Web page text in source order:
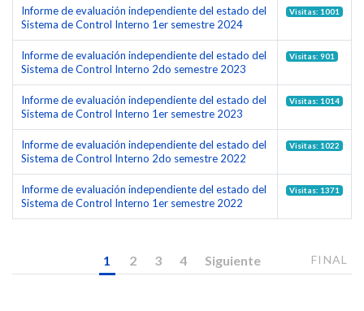
Informe de evaluación independiente del estado del
Sistema de Control Interno 1er semestre 2024
Visitas: 1001
Informe de evaluación independiente del estado del
Sistema de Control Interno 2do semestre 2023
Visitas: 901
Informe de evaluación independiente del estado del
Sistema de Control Interno 1er semestre 2023
Visitas: 1014
Informe de evaluación independiente del estado del
Sistema de Control Interno 2do semestre 2022
Visitas: 1022
Informe de evaluación independiente del estado del
Sistema de Control Interno 1er semestre 2022
Visitas: 1371
1 2 3 4 Siguiente FINAL